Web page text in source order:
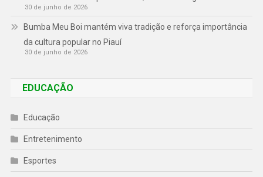
30 de junho de 2026
Bumba Meu Boi mantém viva tradição e reforça importância
da cultura popular no Piauí
30 de junho de 2026
EDUCAÇÃO
Educação
Entretenimento
Esportes